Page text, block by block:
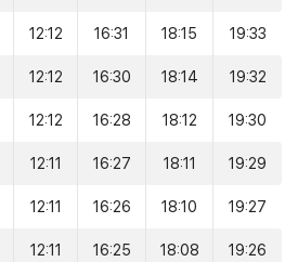
12:12 16:31 18:15 19:33
12:12 16:30 18:14 19:32
12:12 16:28 18:12 19:30
12:11 16:27 18:11 19:29
12:11 16:26 18:10 19:27
12:11 16:25 18:08 19:26